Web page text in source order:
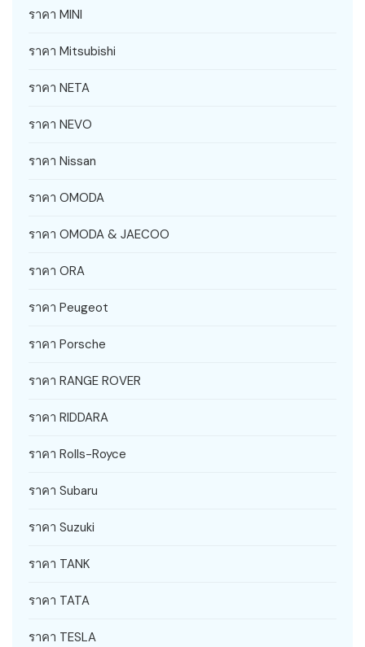
ราคา MINI
ราคา Mitsubishi
ราคา NETA
ราคา NEVO
ราคา Nissan
ราคา OMODA
ราคา OMODA & JAECOO
ราคา ORA
ราคา Peugeot
ราคา Porsche
ราคา RANGE ROVER
ราคา RIDDARA
ราคา Rolls-Royce
ราคา Subaru
ราคา Suzuki
ราคา TANK
ราคา TATA
ราคา TESLA